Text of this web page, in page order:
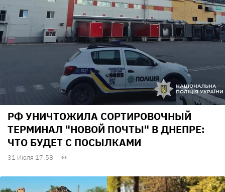
РФ УНИЧТОЖИЛА СОРТИРОВОЧНЫЙ
ТЕРМИНАЛ "НОВОЙ ПОЧТЫ" В ДНЕПРЕ:
ЧТО БУДЕТ С ПОСЫЛКАМИ
31 Июля 17:58